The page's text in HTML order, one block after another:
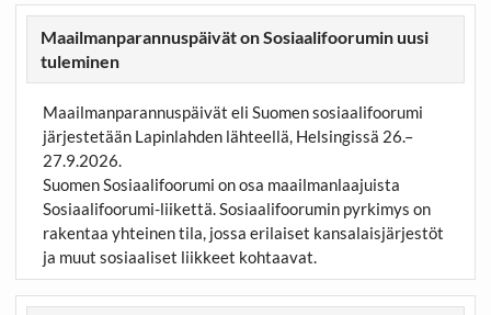
Maailmanparannuspäivät on Sosiaalifoorumin uusi
tuleminen
Maailmanparannuspäivät eli Suomen sosiaalifoorumi
järjestetään Lapinlahden lähteellä, Helsingissä 26.–
27.9.2026.
Suomen Sosiaalifoorumi on osa maailmanlaajuista
Sosiaalifoorumi-liikettä. Sosiaalifoorumin pyrkimys on
rakentaa yhteinen tila, jossa erilaiset kansalaisjärjestöt
ja muut sosiaaliset liikkeet kohtaavat.